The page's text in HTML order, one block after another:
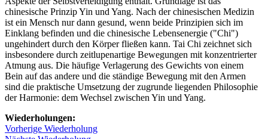
chinesische Prinzip Yin und Yang. Nach der chinesischen Medizin
ist ein Mensch nur dann gesund, wenn beide Prinzipien sich im
Einklang befinden und die chinesische Lebensenergie ("Chi")
ungehindert durch den Körper fließen kann. Tai Chi zeichnet sich
insbesondere durch zeitlupenartige Bewegungen mit konzentrierter
Atmung aus. Die häufige Verlagerung des Gewichts von einem
Bein auf das andere und die ständige Bewegung mit den Armen
sind die praktische Umsetzung der zugrunde liegenden Philosophie
der Harmonie: dem Wechsel zwischen Yin und Yang.
Wiederholungen:
Vorherige Wiederholung